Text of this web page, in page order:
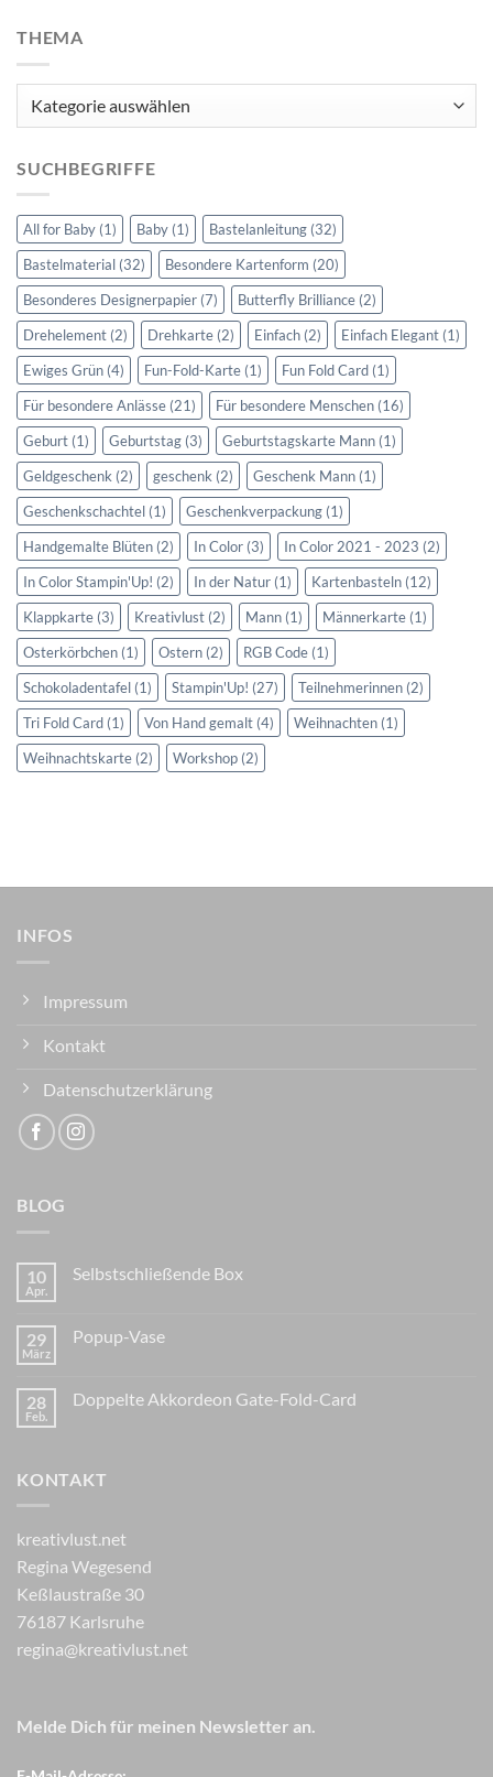
THEMA
SUCHBEGRIFFE
All for Baby (1) Baby (1) Bastelanleitung (32)
Bastelmaterial (32) Besondere Kartenform (20)
Besonderes Designerpapier (7) Butterfly Brilliance (2)
Drehelement (2) Drehkarte (2) Einfach (2) Einfach Elegant (1)
Ewiges Grün (4) Fun-Fold-Karte (1) Fun Fold Card (1)
Für besondere Anlässe (21) Für besondere Menschen (16)
Geburt (1) Geburtstag (3) Geburtstagskarte Mann (1)
Geldgeschenk (2) geschenk (2) Geschenk Mann (1)
Geschenkschachtel (1) Geschenkverpackung (1)
Handgemalte Blüten (2) In Color (3) In Color 2021 - 2023 (2)
In Color Stampin'Up! (2) In der Natur (1) Kartenbasteln (12)
Klappkarte (3) Kreativlust (2) Mann (1) Männerkarte (1)
Osterkörbchen (1) Ostern (2) RGB Code (1)
Schokoladentafel (1) Stampin'Up! (27) Teilnehmerinnen (2)
Tri Fold Card (1) Von Hand gemalt (4) Weihnachten (1)
Weihnachtskarte (2) Workshop (2)
INFOS
Impressum
Kontakt
Datenschutzerklärung
BLOG
10
Apr.
Selbstschließende Box
29
März
Popup-Vase
28
Feb.
Doppelte Akkordeon Gate-Fold-Card
KONTAKT
kreativlust.net
Regina Wegesend
Keßlaustraße 30
76187 Karlsruhe
regina@kreativlust.net
Melde Dich für meinen Newsletter an.